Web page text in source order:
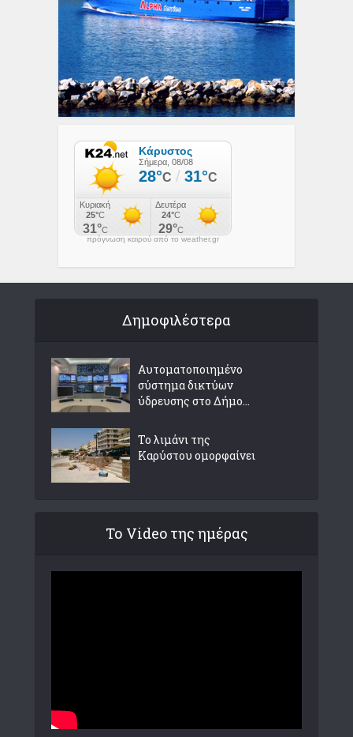
πρόγνωση καιρού από το weather.gr
Δημοφιλέστερα
Αυτοματοποιημένο
σύστημα δικτύων
ύδρευσης στο Δήμο...
Το λιμάνι της
Καρύστου ομορφαίνει
Το Video της ημέρας